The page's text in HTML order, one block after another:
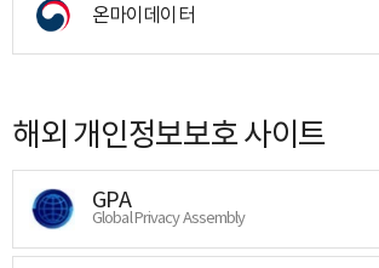
온마이데이터
해외 개인정보보호 사이트
GPA
Global Privacy Assembly